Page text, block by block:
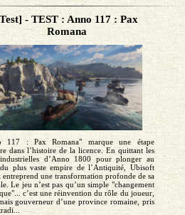
- TEST : Anno 117 : Pax
Romana
117 : Pax Romana" marque une étape
dans l’histoire de la licence. En quittant les
d’Anno 1800 pour plonger au
plus vaste empire de l’Antiquité, Ubisoft
entreprend une transformation profonde de sa
Le jeu n’est pas qu’un simple "changement
c’est une réinvention du rôle du joueur,
gouverneur d’une province romaine, pris